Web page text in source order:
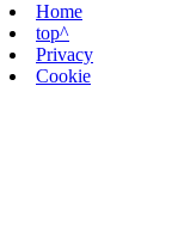
Home
top^
Privacy
Cookie